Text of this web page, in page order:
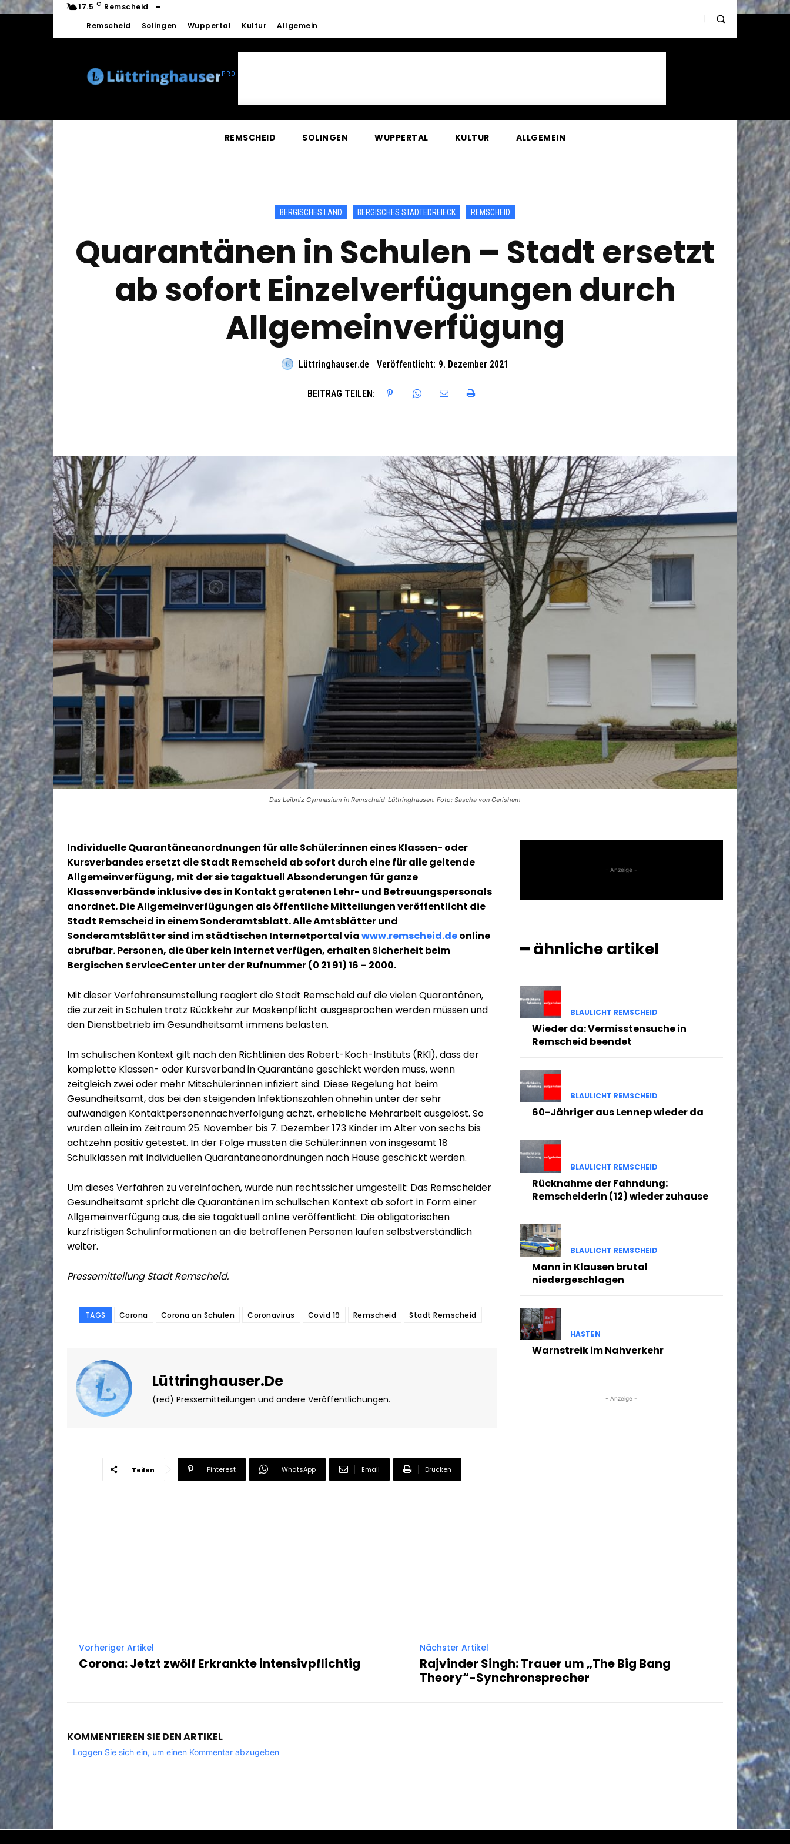
17.5 C Remscheid
Remscheid
Solingen Wuppertal Kultur Allgemein
REMSCHEID SOLINGEN WUPPERTAL KULTUR ALLGEMEIN
BERGISCHES LAND BERGISCHES STÄDTEDREIECK REMSCHEID
Quarantänen in Schulen – Stadt ersetzt
ab sofort Einzelverfügungen durch
Allgemeinverfügung
Lüttringhauser.de Veröffentlicht: 9. Dezember 2021
BEITRAG TEILEN:
Das Leibniz Gymnasium in Remscheid-Lüttringhausen. Foto: Sascha von Gerishem
Individuelle Quarantäneanordnungen für alle Schüler:innen eines Klassen- oder
Kursverbandes ersetzt die Stadt Remscheid ab sofort durch eine für alle geltende
Allgemeinverfügung, mit der sie tagaktuell Absonderungen für ganze
Klassenverbände inklusive des in Kontakt geratenen Lehr- und Betreuungspersonals
anordnet. Die Allgemeinverfügungen als öffentliche Mitteilungen veröffentlicht die
Stadt Remscheid in einem Sonderamtsblatt. Alle Amtsblätter und
Sonderamtsblätter sind im städtischen Internetportal viawww.remscheid.deonline
abrufbar. Personen, die über kein Internet verfügen, erhalten Sicherheit beim
Bergischen ServiceCenter unter der Rufnummer (0 21 91) 16 – 2000.
Mit dieser Verfahrensumstellung reagiert die Stadt Remscheid auf die vielen Quarantänen,
die zurzeit in Schulen trotz Rückkehr zur Maskenpflicht ausgesprochen werden müssen und
den Dienstbetrieb im Gesundheitsamt immens belasten.
Im schulischen Kontext gilt nach den Richtlinien des Robert-Koch-Instituts (RKI), dass der
komplette Klassen- oder Kursverband in Quarantäne geschickt werden muss, wenn
zeitgleich zwei oder mehr Mitschüler:innen infiziert sind. Diese Regelung hat beim
Gesundheitsamt, das bei den steigenden Infektionszahlen ohnehin unter der sehr
aufwändigen Kontaktpersonennachverfolgung ächzt, erhebliche Mehrarbeit ausgelöst. So
wurden allein im Zeitraum 25. November bis 7. Dezember 173 Kinder im Alter von sechs bis
achtzehn positiv getestet. In der Folge mussten die Schüler:innen von insgesamt 18
Schulklassen mit individuellen Quarantäneanordnungen nach Hause geschickt werden.
Um dieses Verfahren zu vereinfachen, wurde nun rechtssicher umgestellt: Das Remscheider
Gesundheitsamt spricht die Quarantänen im schulischen Kontext ab sofort in Form einer
Allgemeinverfügung aus, die sie tagaktuell online veröffentlicht. Die obligatorischen
kurzfristigen Schulinformationen an die betroffenen Personen laufen selbstverständlich
weiter.
Pressemitteilung Stadt Remscheid.
TAGS Corona Corona an Schulen Coronavirus Covid 19 Remscheid Stadt Remscheid
Lüttringhauser.de
(red) Pressemitteilungen und andere Veröffentlichungen.
Teilen Pinterest WhatsApp Email Drucken
- Anzeige -
━ ähnliche artikel
BLAULICHT REMSCHEID
Wieder da: Vermisstensuche in
Remscheid beendet
BLAULICHT REMSCHEID
60-Jähriger aus Lennep wieder da
BLAULICHT REMSCHEID
Rücknahme der Fahndung:
Remscheiderin (12) wieder zuhause
BLAULICHT REMSCHEID
Mann in Klausen brutal
niedergeschlagen
HASTEN
Warnstreik im Nahverkehr
- Anzeige -
Vorheriger Artikel
Corona: Jetzt zwölf Erkrankte intensivpflichtig
Nächster Artikel
Rajvinder Singh: Trauer um „The Big Bang
Theory“-Synchronsprecher
KOMMENTIEREN SIE DEN ARTIKEL
Loggen Sie sich ein, um einen Kommentar abzugeben